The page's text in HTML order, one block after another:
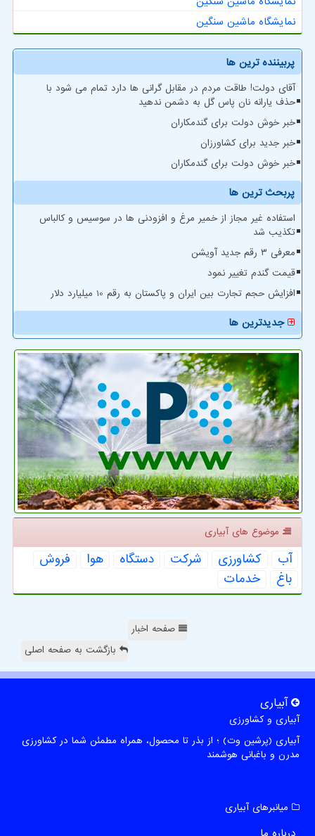
نمایشگاه ماشین سنگین
پربیننده ترین ها
آقای دولت! طاقت مردم در مقابل گرانی ها دارد تمام می شود با
حذف یارانه نان پاس گل به دشمن ندهید
خبر خوش دولت برای گندمکاران
خبر جدید برای کشاورزان
خبر خوش دولت برای گندمکاران
پربحث ترین ها
استفاده غیر مجاز از خمیر مرغ و افزودنی ها در سوسیس و کالباس
تکذیب شد
معرفی ۳ رقم جدید آویشن
قیمت گندم تغییر نمود
افزایش حجم تجارت بین ایران و پاکستان به رقم 10 میلیارد دلار
جدیدترین ها
موضوع های آبیاری
آب كشاورزی شركت دستگاه هوا
فروش
باغ
خدمات
صفحه اخبار
بازگشت به صفحه اصلی
آبیاری
آبیاری و کشاورزی
آبیاری (پرشین وت) ؛ از بذر تا محصول، همراه مطمئن شما در کشاورزی
مدرن و باغبانی هوشمند
میانبرهای آبیاری